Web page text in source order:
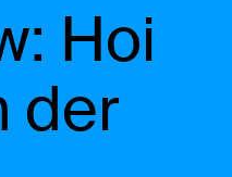
Hoi
der